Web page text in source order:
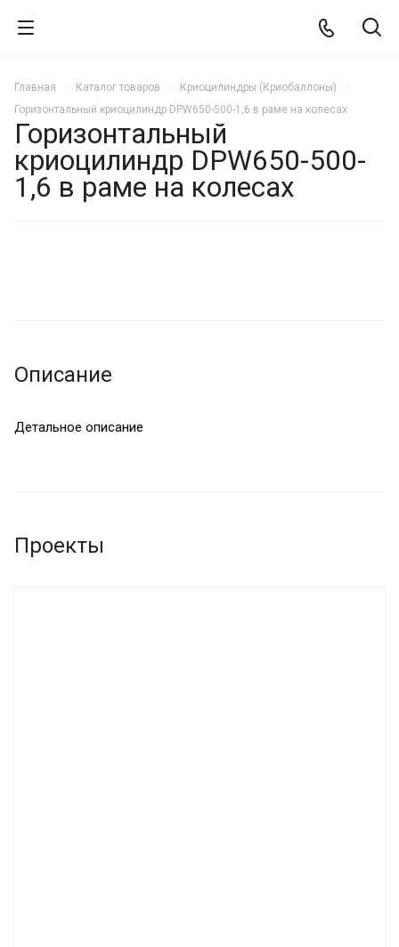
Главная Каталог товаров
Криоцилиндры (Криобаллоны)
Горизонтальный криоцилиндр DPW650-500-1,6 в раме на колесах
Горизонтальный
криоцилиндр DPW650-500-
1,6 в раме на колесах
Описание
Детальное описание
Проекты